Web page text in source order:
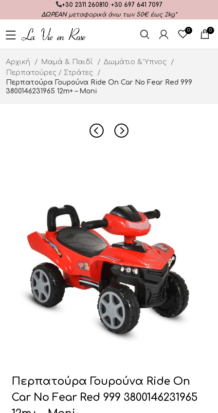
+30 2311 260810 +30 697 641 7097
ΔΩΡΕΑΝμεταφορικά άνω των 50€ έως 2kg*
0 0
Αρχική Μαμά & Παιδί
Δωμάτιο & Ύπνος
Περπατούρες / Στράτες
Περπατούρα Γουρούνα Ride On Car No Fear Red 999
3800146231965 12m+ – Moni
Περπατούρα Γουρούνα Ride On
Car No Fear Red 999 3800146231965